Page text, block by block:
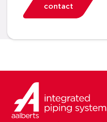
contact